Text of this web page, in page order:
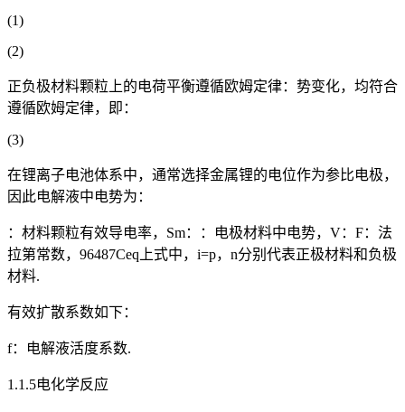
(1)
(2)
正负极材料颗粒上的电荷平衡遵循欧姆定律：势变化，均符合
遵循欧姆定律，即：
(3)
在锂离子电池体系中，通常选择金属锂的电位作为参比电极，
因此电解液中电势为：
：材料颗粒有效导电率，Sm：：电极材料中电势，V：F：法
拉第常数，96487Ceq上式中，i=p，n分别代表正极材料和负极
材料.
有效扩散系数如下：
f：电解液活度系数.
1.1.5电化学反应